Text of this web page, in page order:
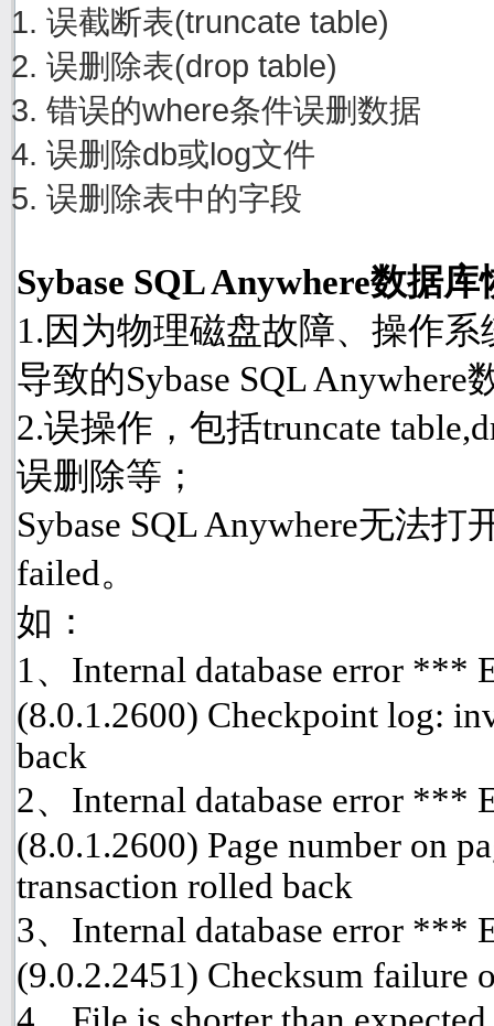
误截断表(truncate table)
误删除表(drop table)
错误的where条件误删数据
误删除db或log文件
误删除表中的字段
Sybase SQL Anywhere数据
1.因为物理磁盘故障、操作
导致的Sybase SQL
2.误操作，包括truncate
误删除等；
Sybase SQL Anywhere无法
failed。
如：
1、Internal database error ***
(8.0.1.2600) Checkpoint log:
back
2、Internal database error ***
(8.0.1.2600) Page number on
transaction rolled back
3、Internal database error ***
(9.0.2.2451) Checksum failure